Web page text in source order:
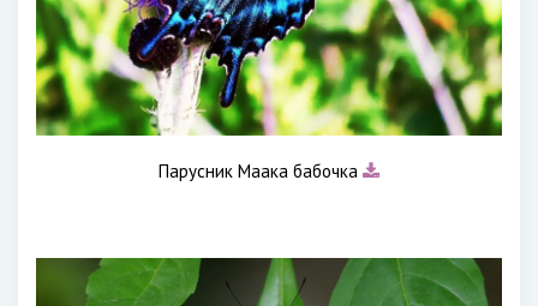
Парусник Маака бабочка